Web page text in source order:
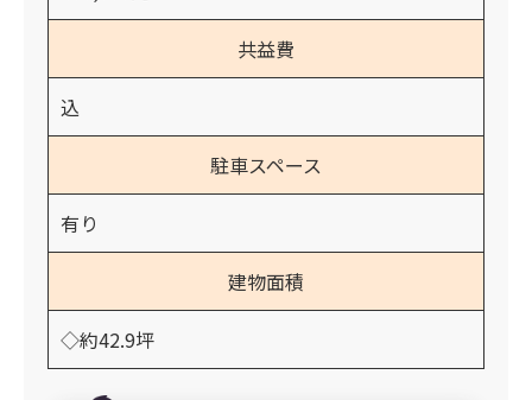
共益費
込
駐車スペース
有り
建物面積
◇約42.9坪